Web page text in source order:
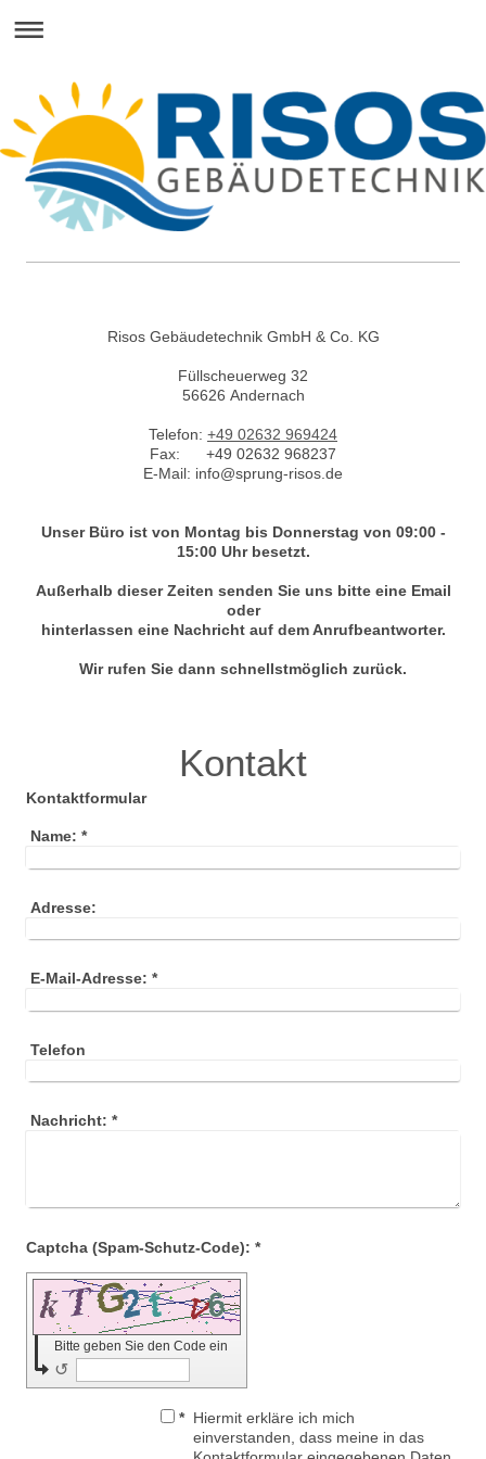
Risos Gebäudetechnik GmbH & Co. KG
Füllscheuerweg 32
56626 Andernach
Telefon: +49 02632 969424
Fax: +49 02632 968237
E-Mail: info@sprung-risos.de
Unser Büro ist von Montag bis Donnerstag von 09:00 -
15:00 Uhr besetzt.
Außerhalb dieser Zeiten senden Sie uns bitte eine Email
oder
hinterlassen eine Nachricht auf dem Anrufbeantworter.
Wir rufen Sie dann schnellstmöglich zurück.
Kontakt
Kontaktformular
Name: *
Adresse:
E-Mail-Adresse: *
Telefon
Nachricht: *
Captcha (Spam-Schutz-Code): *
Bitte geben Sie den Code ein
↺
* Hiermit erkläre ich mich
einverstanden, dass meine in das